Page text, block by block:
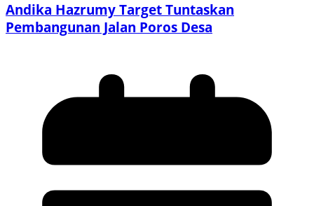
Andika Hazrumy Target Tuntaskan
Pembangunan Jalan Poros Desa